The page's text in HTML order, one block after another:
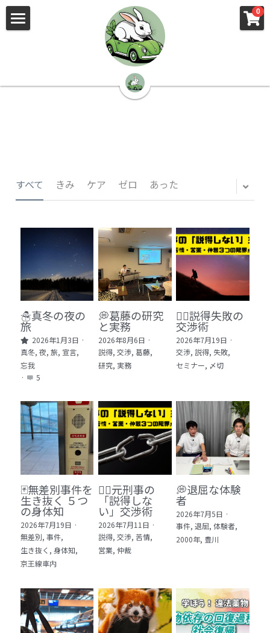
0
🌳株式会社 kibi🦉（トップ）
📰kibi log（ブログ）
🏢会社概要・プライバシーポリシー・プロフィ
📸Who am I?（プロフィール）
🏙️社員が防ぐ不正と犯罪
🙌自傷・他害・パニックは防げますか？
🏫社会福祉法人ぐらんま
🛒Learn More!（商品）
❓FAQ
📮ASK（無料読者登録 or 無料お問い合わせ）
📚 100冊の「本は飲み物」index
1 クレーム・犯罪・説得交渉 23冊
2 発達障害・精神疾患・ケア 29冊
3 身体知・非言語・情動 13冊
4 創作・芸術・神秘 30冊
5 教育・マネジメント・学修 20冊
6 セールス・マーケティング・ビジネスモデ
ル 21冊
7 ライフスタイル・防災・科学技術 12冊
ログイン/ 登録
検索
日本語
日本語
すべて きみ ケア ゼロ あった
☃️真冬の夜の
旅
2026年1月3日 ·
真冬, 夜, 旅, 宣言,
忘我
·
5
💭葛藤の研究
と実務
2026年8月6日 ·
説得, 交渉, 葛藤,
研究, 実務
🕵️‍♂️説得失敗の
交渉術
2026年7月19日 ·
交渉, 説得, 失敗,
セミナー, 〆切
🃏無差別事件を
生き抜く ５つ
の身体知
2026年7月19日 ·
無差別, 事件,
生き抜く, 身体知,
京王線車内
🙅‍♂️元刑事の
「説得しな
い」交渉術
2026年7月11日 ·
説得, 交渉, 苦情,
営業, 仲裁
💭退屈な体験
者
2026年7月5日 ·
事件, 退屈, 体験者,
2000年, 豊川
×
ストアカテゴリー
すべてのカテゴリー
×
ブログカテゴリー